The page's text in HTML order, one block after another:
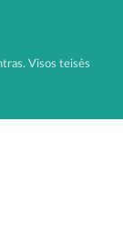
Visos teisės